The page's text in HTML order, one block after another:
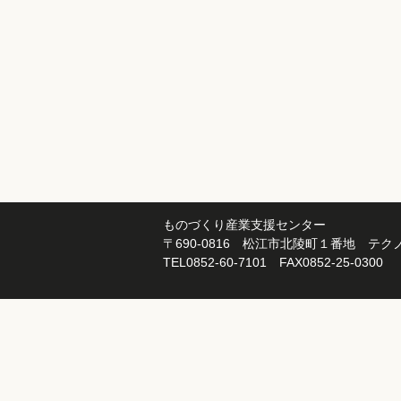
ものづくり産業支援センター
〒690-0816 松江市北陵町１番地 テク
TEL0852-60-7101 FAX0852-25-0300